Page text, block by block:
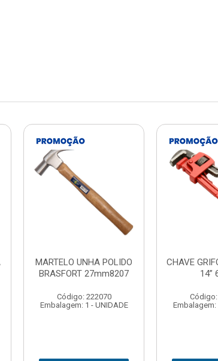
CHAVE GRIFO BRASFORT
14” 6012
Código: 231967
Embalagem: 1 - UNIDADE
Embalagem: